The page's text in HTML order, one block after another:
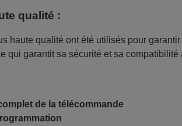
qualité :
haute qualité ont été utilisés pour
qui garantit sa sécurité et sa
de la télécommande